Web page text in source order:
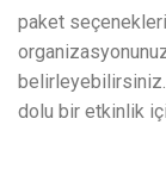
paket
belirleyebilirsiniz.
dolu bir etkinlik